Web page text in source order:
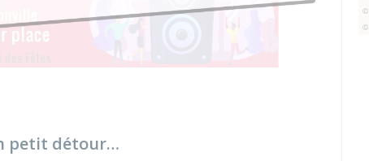
petit détour…
©
©